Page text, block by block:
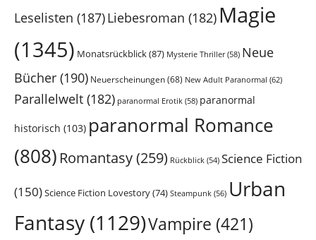
Leselisten (187)Liebesroman (182) Magie
(1345) Monatsrückblick(87) Mysterie Thriller(58) Neue
Bücher (190) Neuerscheinungen(68) New Adult Paranormal (62)
Parallelwelt (182) paranormal Erotik (58) paranormal
historisch (103) paranormal Romance
(808) Romantasy(259) Rückblick (54) Science Fiction
(150)Science Fiction Lovestory(74) Steampunk (56) Urban
Fantasy (1129)Vampire (421)